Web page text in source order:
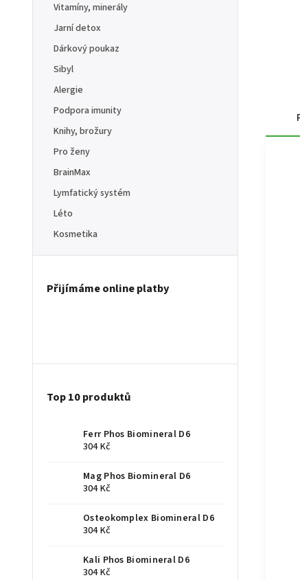
Vitamíny, minerály
Jarní detox
Dárkový poukaz
Sibyl
Alergie
Podpora imunity
Knihy, brožury
Pro ženy
BrainMax
Lymfatický systém
Léto
Kosmetika
Přijímáme online platby
Top 10 produktů
Ferr Phos Biomineral D6
304 Kč
Mag Phos Biomineral D6
304 Kč
Osteokomplex Biomineral D6
304 Kč
Kali Phos Biomineral D6
304 Kč